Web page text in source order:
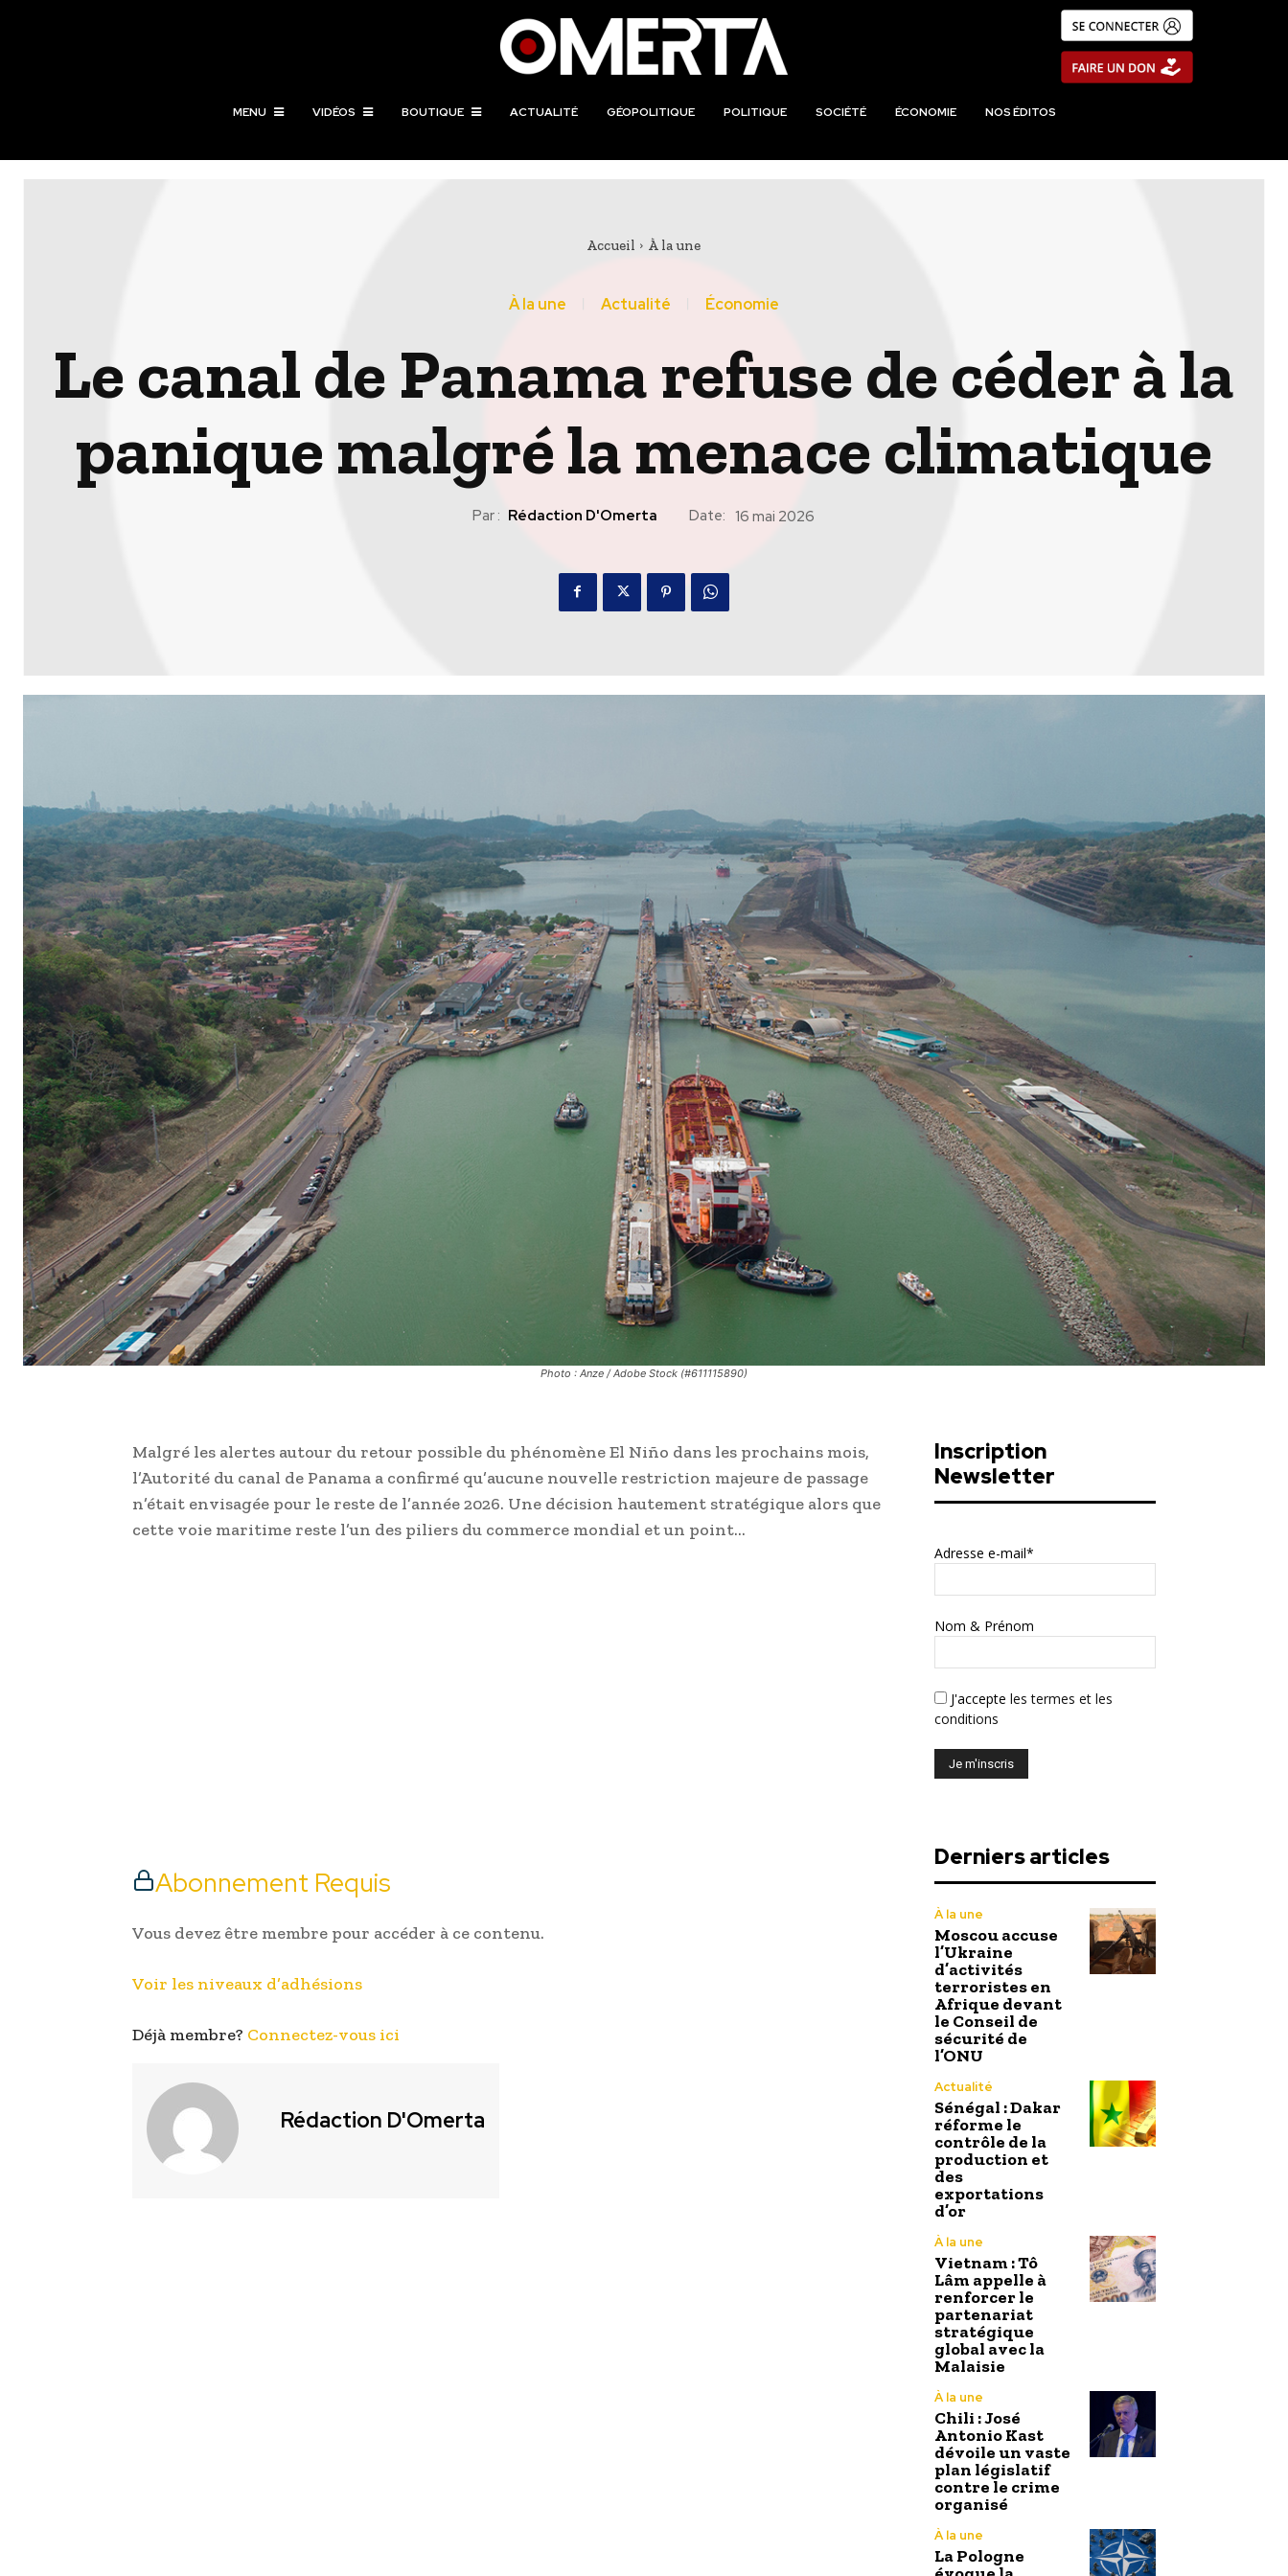
MENU VIDÉOS BOUTIQUE ACTUALITÉ GÉOPOLITIQUE POLITIQUE SOCIÉTÉ ÉCONOMIE NOS ÉDITOS
Accueil À la une
À la une Actualité Économie
Le canal de Panama refuse de céder à la
panique malgré la menace climatique
Par : Rédaction D'Omerta Date: 16 mai 2026
Photo : Anze / Adobe Stock (#611115890)
Malgré les alertes autour du retour possible du phénomène El Niño dans les prochains mois,
l’Autorité du canal de Panama a confirmé qu’aucune nouvelle restriction majeure de passage
n’était envisagée pour le reste de l’année 2026. Une décision hautement stratégique alors que
cette voie maritime reste l’un des piliers du commerce mondial et un point…
Abonnement Requis
Vous devez être membre pour accéder à ce contenu.
Voir les niveaux d’adhésions
Déjà membre? Connectez-vous ici
Rédaction D'Omerta
Inscription
Newsletter
Adresse e-mail*
Nom & Prénom
J'accepte les termes et les
conditions
Derniers articles
À la une
Moscou accuse
l’Ukraine
d’activités
terroristes en
Afrique devant
le Conseil de
sécurité de
l’ONU
Actualité
Sénégal : Dakar
réforme le
contrôle de la
production et
des
exportations
d’or
À la une
Vietnam : Tô
Lâm appelle à
renforcer le
partenariat
stratégique
global avec la
Malaisie
À la une
Chili : José
Antonio Kast
dévoile un vaste
plan législatif
contre le crime
organisé
À la une
La Pologne